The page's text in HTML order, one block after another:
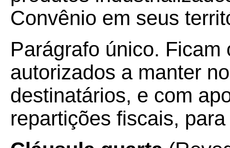
Convênio em seus
Parágrafo único.
autorizados a manter
destinatários, e com
repartições fiscais,